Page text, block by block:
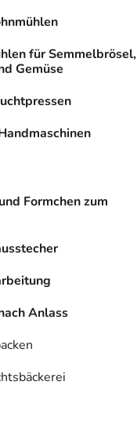
für Semmelbrösel,
Gemüse
Formchen zum
Anlass